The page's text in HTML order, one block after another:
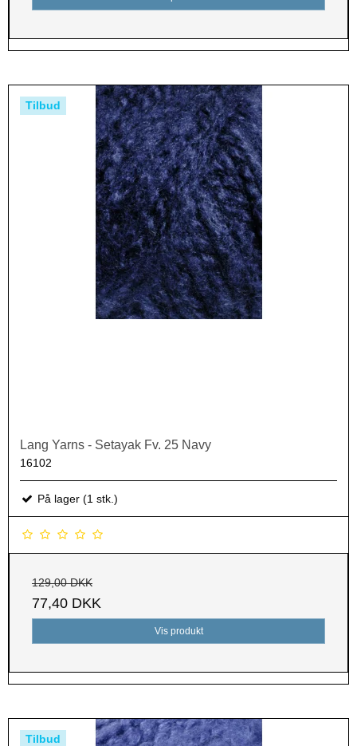
Tilbud
Lang Yarns - Setayak Fv. 25 Navy
16102
På lager (1 stk.)
129,00 DKK
77,40 DKK
Vis produkt
Tilbud